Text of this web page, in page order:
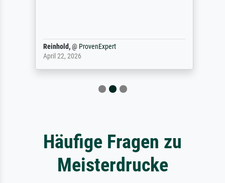
Reinhold,@ ProvenExpert
April 22, 2026
Häufige Fragen zu
Meisterdrucke